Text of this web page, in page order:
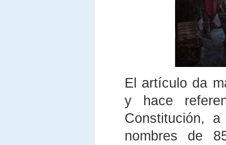
El artículo da
y hace
Constitución,
nombres de